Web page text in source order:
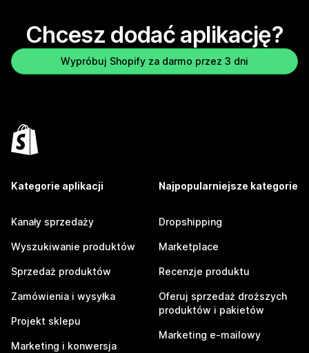
Chcesz dodać aplikację?
Wypróbuj Shopify za darmo przez 3 dni
Kategorie aplikacji
Kanały sprzedaży
Wyszukiwanie produktów
Sprzedaż produktów
Zamówienia i wysyłka
Projekt sklepu
Marketing i konwersja
Najpopularniejsze kategorie
Dropshipping
Marketplace
Recenzje produktu
Oferuj sprzedaż droższych
produktów i pakietów
Marketing e-mailowy